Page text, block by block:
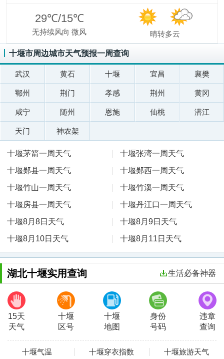
29℃/15℃
无持续风向 微风 晴转多云
十堰市周边城市天气预报一周查询
武汉 黄石 十堰 宜昌 襄樊
鄂州 荆门 孝感 荆州 黄冈
咸宁 随州 恩施 仙桃 潜江
天门 神农架
十堰茅箭一周天气
十堰张湾一周天气
十堰郧县一周天气
十堰郧西一周天气
十堰竹山一周天气
十堰竹溪一周天气
十堰房县一周天气
十堰丹江口一周天气
十堰8月8日天气
十堰8月9日天气
十堰8月10日天气
十堰8月11日天气
湖北十堰实用查询 生活必备神器
15天
天气
十堰
区号
十堰
地图
身份
号码
违章
查询
十堰气温 十堰穿衣指数 十堰旅游天气